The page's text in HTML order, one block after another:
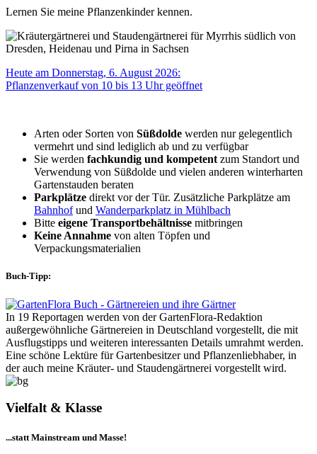
Lernen Sie meine Pflanzenkinder kennen.
Heute am Donnerstag, 6. August 2026:
Pflanzenverkauf von 10 bis 13 Uhr geöffnet
Arten oder Sorten von Süßdolde werden nur gelegentlich
vermehrt und sind lediglich ab und zu verfügbar
Sie werden fachkundig und kompetent zum Standort und
Verwendung von Süßdolde und vielen anderen winterharten
Gartenstauden beraten
Parkplätze direkt vor der Tür. Zusätzliche Parkplätze am
Bahnhofund Wanderparkplatz in Mühlbach
Bitte eigene Transportbehältnisse mitbringen
Keine Annahme von alten Töpfen und
Verpackungsmaterialien
Buch-Tipp:
In 19 Reportagen werden von der GartenFlora-Redaktion
außergewöhnliche Gärtnereien in Deutschland vorgestellt, die mit
Ausflugstipps und weiteren interessanten Details umrahmt werden.
Eine schöne Lektüre für Gartenbesitzer und Pflanzenliebhaber, in
der auch meine Kräuter- und Staudengärtnerei vorgestellt wird.
Vielfalt & Klasse
...statt Mainstream und Masse!